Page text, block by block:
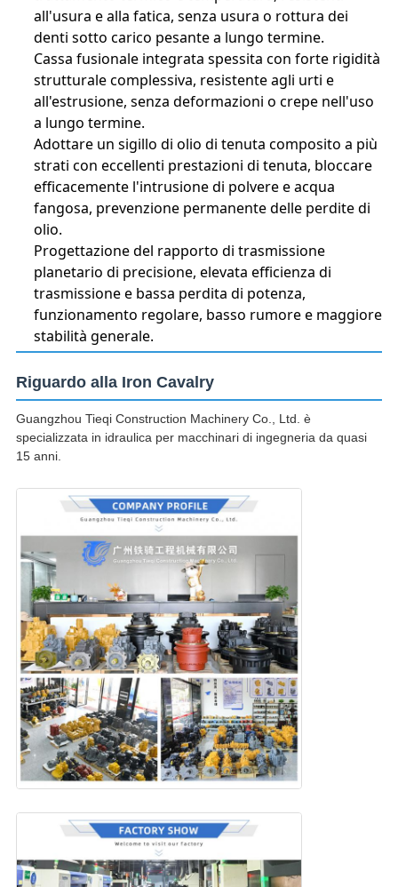
all'usura e alla fatica, senza usura o rottura dei
denti sotto carico pesante a lungo termine.
Cassa fusionale integrata spessita con forte rigidità
strutturale complessiva, resistente agli urti e
all'estrusione, senza deformazioni o crepe nell'uso
a lungo termine.
Adottare un sigillo di olio di tenuta composito a più
strati con eccellenti prestazioni di tenuta, bloccare
efficacemente l'intrusione di polvere e acqua
fangosa, prevenzione permanente delle perdite di
olio.
Progettazione del rapporto di trasmissione
planetario di precisione, elevata efficienza di
trasmissione e bassa perdita di potenza,
funzionamento regolare, basso rumore e maggiore
stabilità generale.
Riguardo alla Iron Cavalry
Guangzhou Tieqi Construction Machinery Co., Ltd. è
specializzata in idraulica per macchinari di ingegneria da quasi
15 anni.